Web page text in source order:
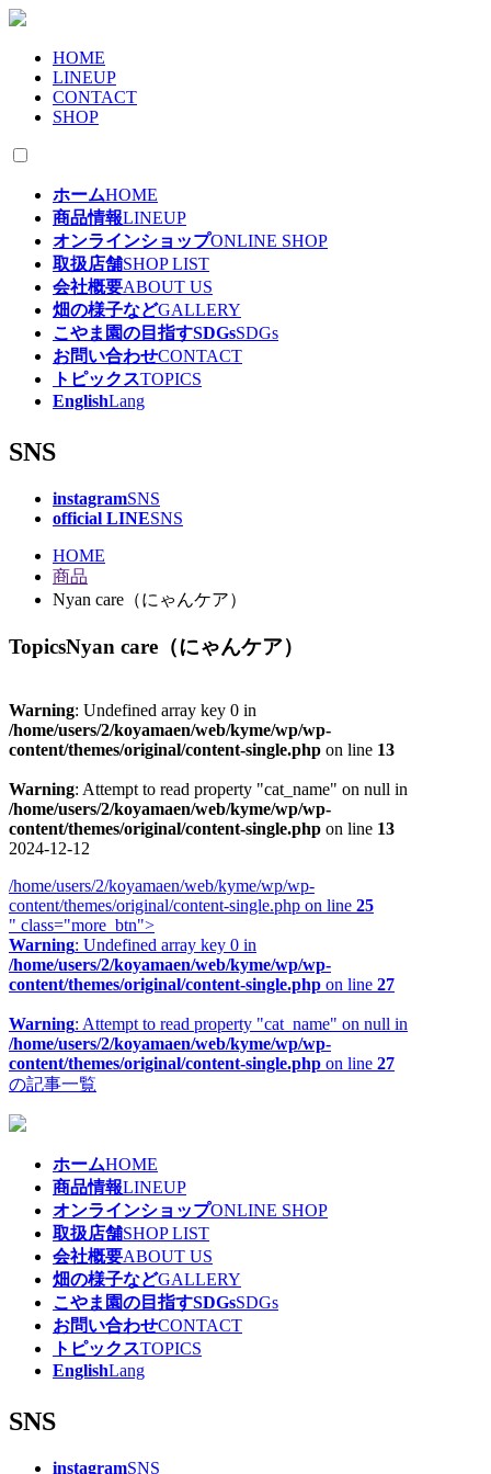
HOME
LINEUP
CONTACT
SHOP
ホームHOME
商品情報LINEUP
オンラインショップONLINE SHOP
取扱店舗SHOP LIST
会社概要ABOUT US
畑の様子などGALLERY
こやま園の目指すSDGsSDGs
お問い合わせCONTACT
トピックスTOPICS
EnglishLang
SNS
instagramSNS
official LINESNS
HOME
商品
Nyan care（にゃんケア）
TopicsNyan care（にゃんケア）
Warning: Undefined array key 0 in
/home/users/2/koyamaen/web/kyme/wp/wp-
content/themes/original/content-single.php on line 13
Warning: Attempt to read property "cat_name" on null in
/home/users/2/koyamaen/web/kyme/wp/wp-
content/themes/original/content-single.php on line 13
2024-12-12
/home/users/2/koyamaen/web/kyme/wp/wp-
content/themes/original/content-single.php on line 25
" class="more_btn">
Warning: Undefined array key 0 in
/home/users/2/koyamaen/web/kyme/wp/wp-
content/themes/original/content-single.php on line 27
Warning: Attempt to read property "cat_name" on null in
/home/users/2/koyamaen/web/kyme/wp/wp-
content/themes/original/content-single.php on line 27
の記事一覧
ホームHOME
商品情報LINEUP
オンラインショップONLINE SHOP
取扱店舗SHOP LIST
会社概要ABOUT US
畑の様子などGALLERY
こやま園の目指すSDGsSDGs
お問い合わせCONTACT
トピックスTOPICS
EnglishLang
SNS
instagramSNS